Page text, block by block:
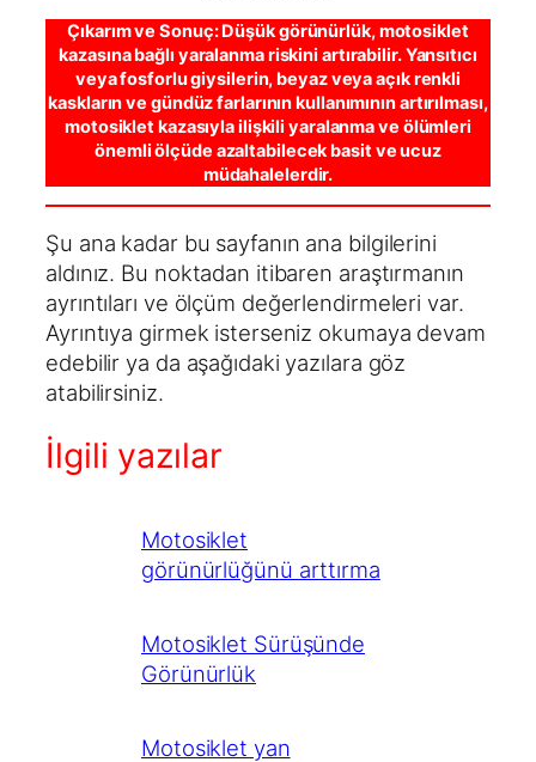
Çıkarım ve Sonuç: Düşük görünürlük, motosiklet
kazasına bağlı yaralanma riskini artırabilir. Yansıtıcı
veya fosforlu giysilerin, beyaz veya açık renkli
kaskların ve gündüz farlarının kullanımının artırılması,
motosiklet kazasıyla ilişkili yaralanma ve ölümleri
önemli ölçüde azaltabilecek basit ve ucuz
müdahalelerdir.
Şu ana kadar bu sayfanın ana bilgilerini
aldınız. Bu noktadan itibaren araştırmanın
ayrıntıları ve ölçüm değerlendirmeleri var.
Ayrıntıya girmek isterseniz okumaya devam
edebilir ya da aşağıdaki yazılara göz
atabilirsiniz.
İlgili yazılar
Motosiklet
görünürlüğünü arttırma
Motosiklet Sürüşünde
Görünürlük
Motosiklet yan